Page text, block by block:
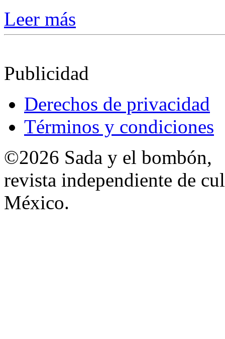
Leer más
Publicidad
Derechos de privacidad
Términos y condiciones
©2026 Sada y el bombón,
revista independiente de
México.